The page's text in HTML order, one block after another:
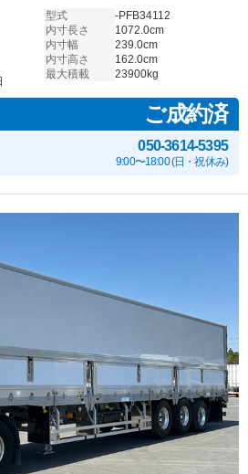
型式
-PFB34112
内寸長さ
1072.0cm
内寸幅
239.0cm
内寸高さ
162.0cm
最大積載
23900kg
ご成約済
050-3614-5395
9:00〜18:00 (日・祝休み)